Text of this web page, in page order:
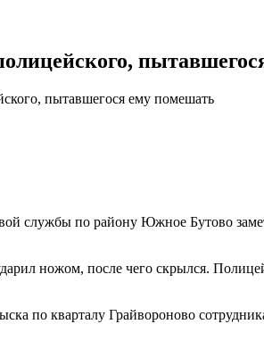
пытавшегося ему помешать
службы по району Южное Бутово
ножом, после чего скрылся.
по кварталу Грайвороново